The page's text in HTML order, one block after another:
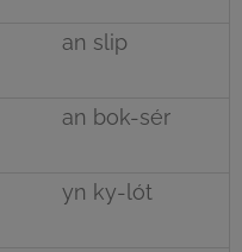
an slip
an bok-sér
yn ky-lót